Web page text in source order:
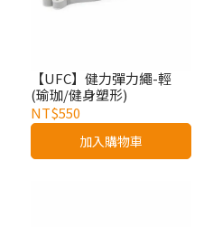
【UFC】健力彈力繩-輕
(瑜珈/健身塑形)
NT$550
加入購物車